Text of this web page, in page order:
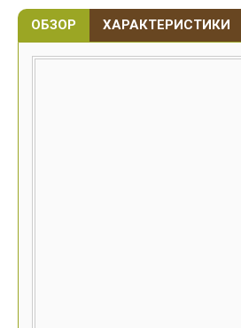
ОБЗОР ХАРАКТЕРИСТИКИ